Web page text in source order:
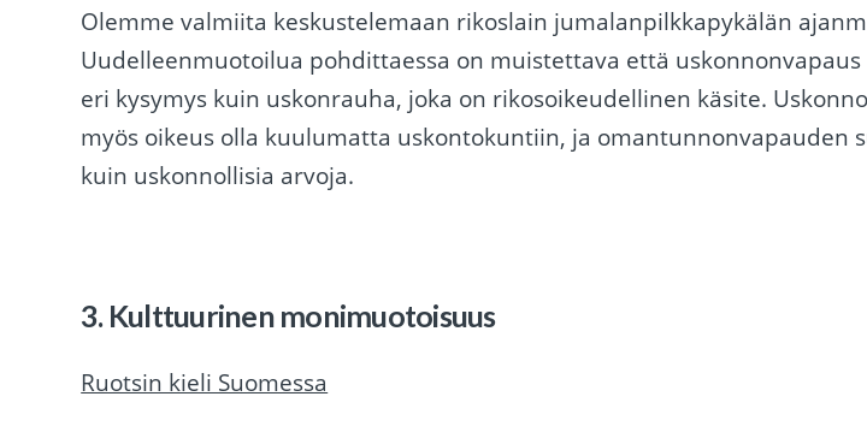
Olemme valmiita keskustelemaan rikoslain jumalanpilkkapykälän
Uudelleenmuotoilua pohdittaessa on muistettava että
eri kysymys kuin uskonrauha, joka on rikosoikeudellinen käsite.
myös oikeus olla kuulumatta uskontokuntiin, ja omantunnonvapauden
kuin uskonnollisia arvoja.
3. Kulttuurinen monimuotoisuus
Ruotsin kieli Suomessa